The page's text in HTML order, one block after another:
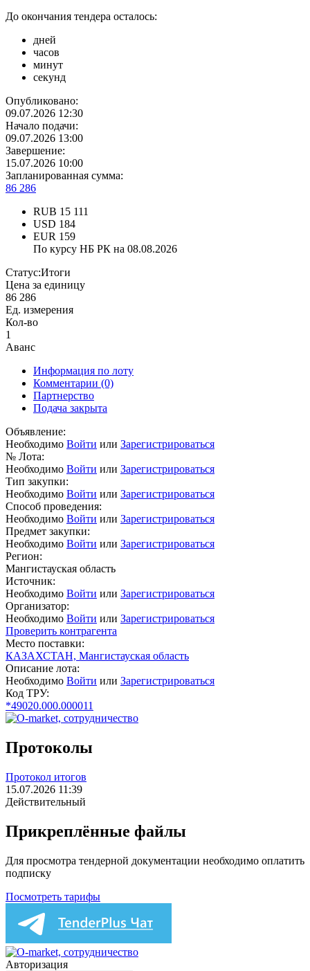
До окончания тендера осталось:
дней
часов
минут
секунд
Опубликовано:
09.07.2026 12:30
Начало подачи:
09.07.2026 13:00
Завершение:
15.07.2026 10:00
Запланированная сумма:
86 286
RUB 15 111
USD 184
EUR 159
По курсу НБ РК на 08.08.2026
Статус:Итоги
Цена за единицу
86 286
Ед. измерения
Кол-во
1
Аванс
Информация по лоту
Комментарии (0)
Партнерство
Подача закрыта
Объявление:
Необходимо Войти или Зарегистрироваться
№ Лота:
Необходимо Войти или Зарегистрироваться
Тип закупки:
Необходимо Войти или Зарегистрироваться
Способ проведения:
Необходимо Войти или Зарегистрироваться
Предмет закупки:
Необходимо Войти или Зарегистрироваться
Регион:
Мангистауская область
Источник:
Необходимо Войти или Зарегистрироваться
Организатор:
Необходимо Войти или Зарегистрироваться
Проверить контрагента
Место поставки:
КАЗАХСТАН, Мангистауская область
Описание лота:
Необходимо Войти или Зарегистрироваться
Код ТРУ:
*49020.000.000011
Протоколы
Протокол итогов
15.07.2026 11:39
Действительный
Прикреплённые файлы
Для просмотра тендерной документации необходимо оплатить
подписку
Посмотреть тарифы
Авторизация